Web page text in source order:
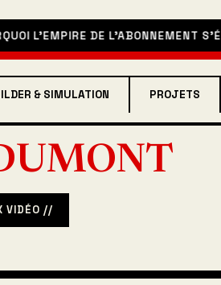
L’EMPIRE DE L’ABONNEMENT
& SIMULATION PROJETS
VIDÉO //